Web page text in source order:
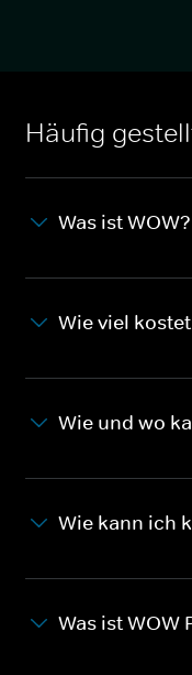
Häufig
Was ist WOW?
Wie viel
Wie und wo
Wie kann ich
Was ist WOW